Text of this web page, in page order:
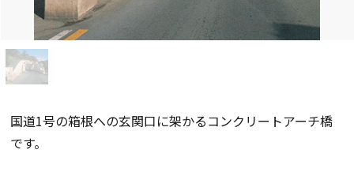
国道1号の箱根への玄関口に架かるコンクリートアーチ橋
です。